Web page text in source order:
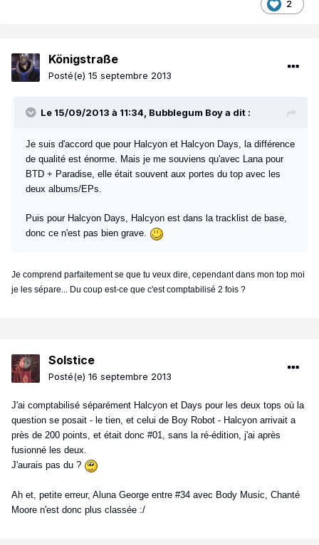
2
Königstraße
Posté(e) 15 septembre 2013
Le 15/09/2013 à 11:34, Bubblegum Boy a dit :
Je suis d'accord que pour Halcyon et Halcyon Days, la différence
de qualité est énorme. Mais je me souviens qu'avec Lana pour
BTD + Paradise, elle était souvent aux portes du top avec les
deux albums/EPs.
Puis pour Halcyon Days, Halcyon est dans la tracklist de base,
donc ce n'est pas bien grave.
Je comprend parfaitement se que tu veux dire, cependant dans mon top moi
je les sépare... Du coup est-ce que c'est comptabilisé 2 fois ?
Solstice
Posté(e) 16 septembre 2013
J'ai comptabilisé séparément Halcyon et Days pour les deux tops où la
question se posait - le tien, et celui de Boy Robot - Halcyon arrivait a
près de 200 points, et était donc #01, sans la ré-édition, j'ai après
fusionné les deux.
J'aurais pas du ?
Ah et, petite erreur, Aluna George entre #34 avec Body Music, Chanté
Moore n'est donc plus classée :/